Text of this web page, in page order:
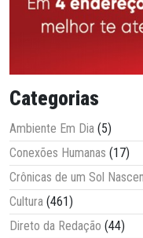
Categorias
Ambiente Em Dia (5)
Conexões Humanas (17)
Crônicas de um Sol
Cultura (461)
Direto da Redação (44)